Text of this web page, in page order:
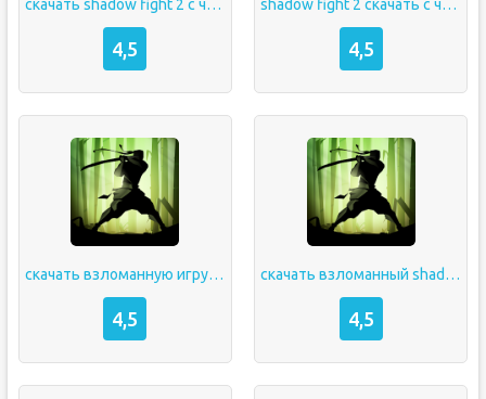
скачать shadow fight 2 с читами
4,5
shadow fight 2 скачать с читами
4,5
скачать взломанную игру shadow fight 2
4,5
скачать взломанный shadow fight 2 последняя версия
4,5